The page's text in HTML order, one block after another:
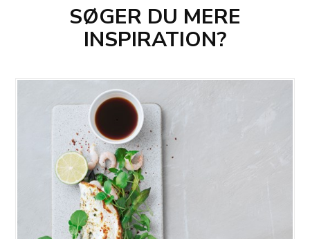
SØGER DU MERE
INSPIRATION?